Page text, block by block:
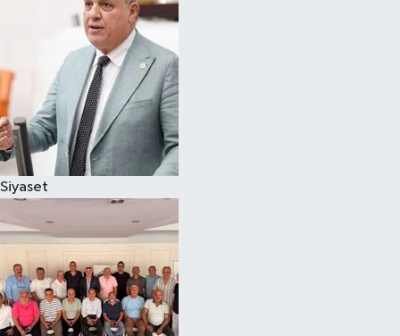
Siyaset
Magazin
Özel
Resmi İlanlar
Sağlık
Spor
Yaşam